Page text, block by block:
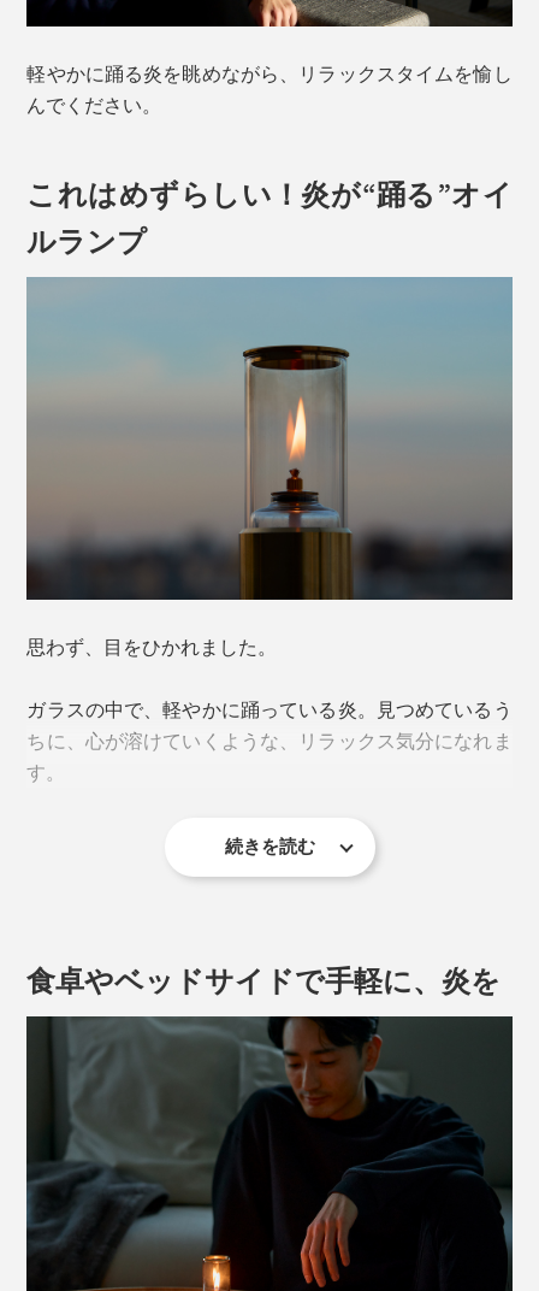
軽やかに踊る炎を眺めながら、リラックスタイムを愉し
んでください。
これはめずらしい！炎が“踊る”オイ
ルランプ
思わず、目をひかれました。
ガラスの中で、軽やかに踊っている炎。見つめているう
ちに、心が溶けていくような、リラックス気分になれま
す。
その名も『ダンシングランプ』。
炎が“踊る”オイルランプは、めずらしいはずです。
音が出ます
続きを読む
食卓やベッドサイドで手軽に、炎を